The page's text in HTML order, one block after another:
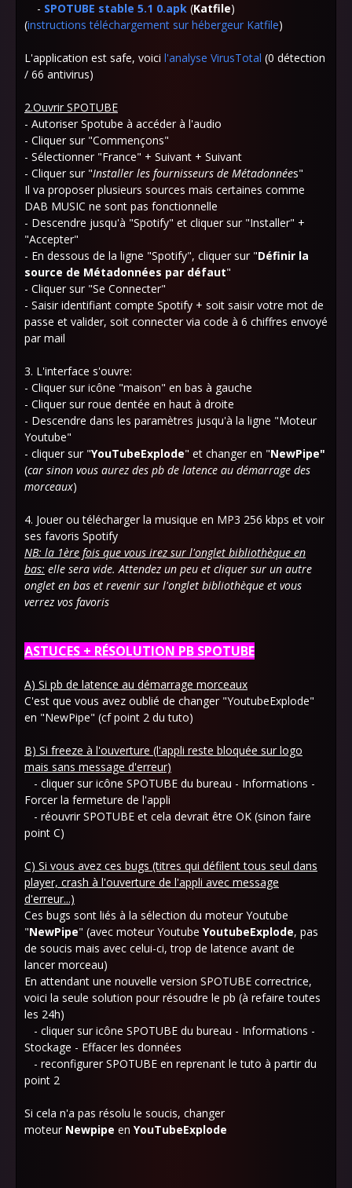
- SPOTUBE stable 5.1 0.apk (Katfile)
(instructions téléchargement sur hébergeur Katfile)
L'application est safe, voici l'analyse VirusTotal (0 détection
/ 66 antivirus)
2.Ouvrir SPOTUBE
- Autoriser Spotube à accéder à l'audio
- Cliquer sur "Commençons"
- Sélectionner "France" + Suivant + Suivant
- Cliquer sur "Installer les fournisseurs de Métadonnées"
Il va proposer plusieurs sources mais certaines comme
DAB MUSIC ne sont pas fonctionnelle
- Descendre jusqu'à "Spotify" et cliquer sur "Installer" +
"Accepter"
- En dessous de la ligne "Spotify", cliquer sur "Définir la
source de Métadonnées par défaut"
- Cliquer sur "Se Connecter"
- Saisir identifiant compte Spotify + soit saisir votre mot de
passe et valider, soit connecter via code à 6 chiffres envoyé
par mail
3. L'interface s'ouvre:
- Cliquer sur icône "maison" en bas à gauche
- Cliquer sur roue dentée en haut à droite
- Descendre dans les paramètres jusqu'à la ligne "Moteur
Youtube"
- cliquer sur "YouTubeExplode" et changer en "NewPipe"
(car sinon vous aurez des pb de latence au démarrage des
morceaux)
4. Jouer ou télécharger la musique en MP3 256 kbps et voir
ses favoris Spotify
NB: la 1ère fois que vous irez sur l'onglet bibliothèque en
bas: elle sera vide. Attendez un peu et cliquer sur un autre
onglet en bas et revenir sur l'onglet bibliothèque et vous
verrez vos favoris
ASTUCES + RÉSOLUTION PB SPOTUBE
A) Si pb de latence au démarrage morceaux
C'est que vous avez oublié de changer "YoutubeExplode"
en "NewPipe" (cf point 2 du tuto)
B) Si freeze à l'ouverture (l'appli reste bloquée sur logo
mais sans message d'erreur)
- cliquer sur icône SPOTUBE du bureau - Informations -
Forcer la fermeture de l'appli
- réouvrir SPOTUBE et cela devrait être OK (sinon faire
point C)
C) Si vous avez ces bugs (titres qui défilent tous seul dans
player, crash à l'ouverture de l'appli avec message
d'erreur...)
Ces bugs sont liés à la sélection du moteur Youtube
"NewPipe" (avec moteur Youtube YoutubeExplode, pas
de soucis mais avec celui-ci, trop de latence avant de
lancer morceau)
En attendant une nouvelle version SPOTUBE correctrice,
voici la seule solution pour résoudre le pb (à refaire toutes
les 24h)
- cliquer sur icône SPOTUBE du bureau - Informations -
Stockage - Effacer les données
- reconfigurer SPOTUBE en reprenant le tuto à partir du
point 2
Si cela n'a pas résolu le soucis, changer
moteur Newpipe en YouTubeExplode